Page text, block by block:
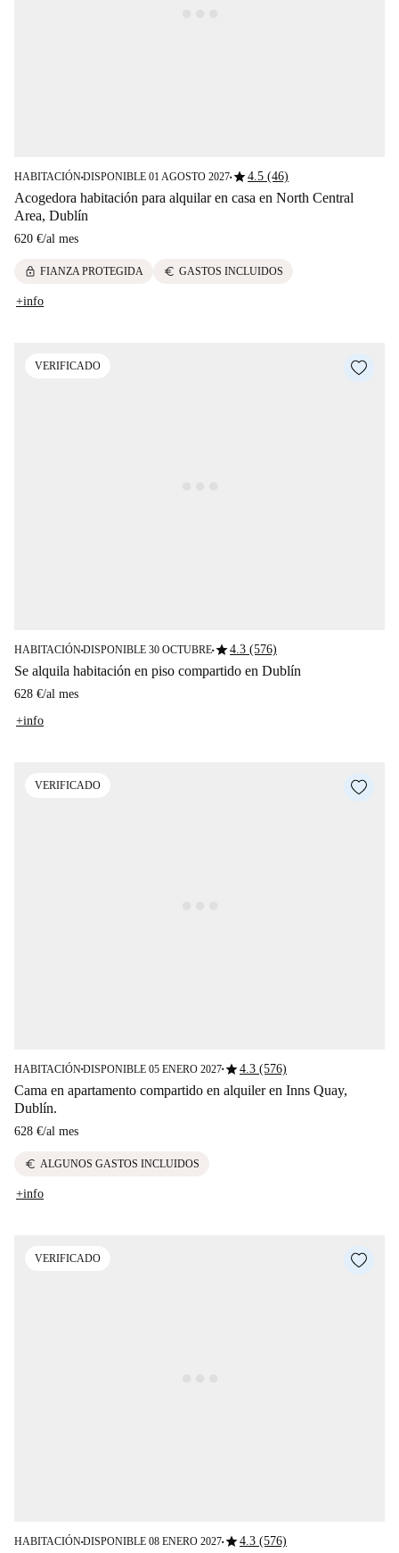
HABITACIÓN■DISPONIBLE 01 AGOSTO 2027■star4.5 (46)
Acogedora habitación para alquilar en casa en North Central
Area, Dublín
620 €/al mes
lock FIANZA PROTEGIDA euro GASTOS INCLUIDOS
+info
VERIFICADO
HABITACIÓN■DISPONIBLE 30 OCTUBRE■star4.3 (576)
Se alquila habitación en piso compartido en Dublín
628 €/al mes
+info
VERIFICADO
HABITACIÓN■DISPONIBLE 05 ENERO 2027■star4.3 (576)
Cama en apartamento compartido en alquiler en Inns Quay,
Dublín.
628 €/al mes
euro ALGUNOS GASTOS INCLUIDOS
+info
VERIFICADO
HABITACIÓN■DISPONIBLE 08 ENERO 2027■star4.3 (576)